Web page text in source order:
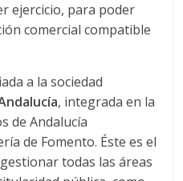
ejercicio, para poder
comercial compatible
a la sociedad
, integrada en la
de Andalucía
de Fomento. Éste es el
todas las áreas